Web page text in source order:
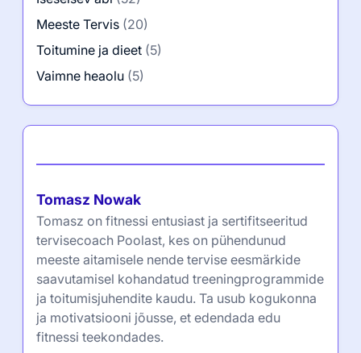
Meeste Tervis (20)
Toitumine ja dieet (5)
Vaimne heaolu (5)
Tomasz Nowak
Tomasz on fitnessi entusiast ja sertifitseeritud
tervisecoach Poolast, kes on pühendunud
meeste aitamisele nende tervise eesmärkide
saavutamisel kohandatud treeningprogrammide
ja toitumisjuhendite kaudu. Ta usub kogukonna
ja motivatsiooni jõusse, et edendada edu
fitnessi teekondades.